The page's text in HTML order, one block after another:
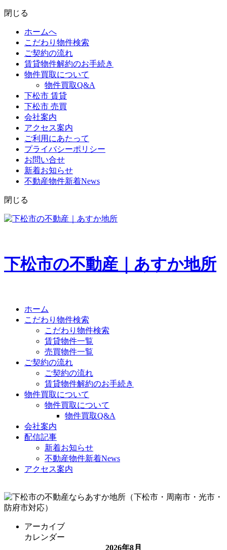
閉じる
ホームへ
こだわり物件検索
ご契約の流れ
賃貸物件解約のお手続き
物件買取について
物件買取Q&A
下松市 賃貸
下松市 売買
会社案内
アクセス案内
ご利用にあたって
プライバシーポリシー
お問い合せ
新着お知らせ
不動産物件新着News
閉じる
下松市の不動産｜あすか地所
ホーム
こだわり物件検索
こだわり物件検索
賃貸物件一覧
売買物件一覧
ご契約の流れ
ご契約の流れ
賃貸物件解約のお手続き
物件買取について
物件買取について
物件買取Q&A
会社案内
配信記事
新着お知らせ
不動産物件新着News
アクセス案内
アーカイブ
カレンダー
2026年8月